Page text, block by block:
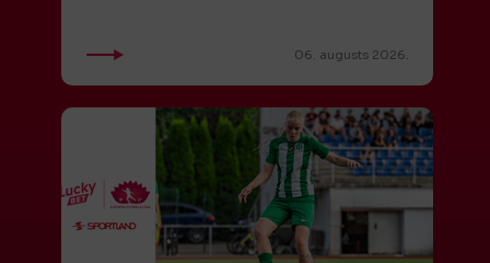
06. augusts 2026.